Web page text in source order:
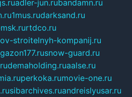
adler-jun.rubandamn.ru
1mus.rudarksand.ru
rtdco.ru
stroitelnyh-kompanij.ru
snow-guard.ru
demaholding.ruaalse.ru
perkoka.rumovie-one.ru
sibarchives.ruandreislyusar.ru